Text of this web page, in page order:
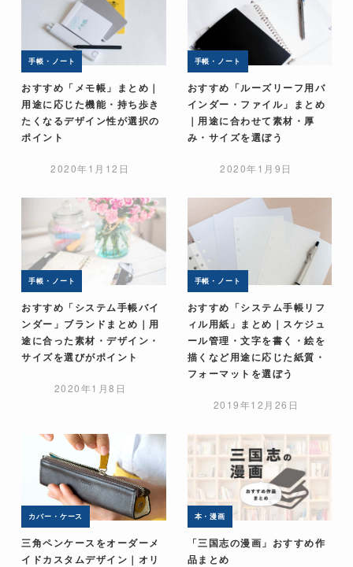
手帳・ノート
おすすめ「メモ帳」まとめ｜
用途に応じた機能・持ち歩き
たくなるデザイン性が選択の
ポイント
2020年1月12日
手帳・ノート
おすすめ「ルーズリーフ用バ
インダー・ファイル」まとめ
｜用途に合わせて素材・厚
み・サイズを選ぼう
2020年1月9日
手帳・ノート
おすすめ「システム手帳バイ
ンダー」ブランドまとめ｜用
途に合った素材・デザイン・
サイズを選びがポイント
2020年1月8日
手帳・ノート
おすすめ「システム手帳リフ
ィル用紙」まとめ｜スケジュ
ール管理・文字を書く・絵を
描くなど用途に応じた紙質・
フォーマットを選ぼう
2019年12月26日
カバー・ケース
三角ペンケースをオーダーメ
イドカスタムデザイン｜オリ
本・漫画
「三国志の漫画」おすすめ作
品まとめ